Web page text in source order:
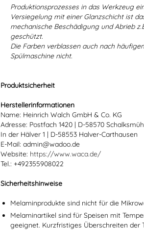
Produktionsprozesses in das Werkzeug
Versiegelung mit einer Glanzschicht ist
mechanische Beschädigung und Abrieb
geschützt.
Die Farben verblassen auch nach
Spülmaschine nicht.
Produktsicherheit
Herstellerinformationen
Name: Heinrich Walch GmbH & Co. KG
Adresse: Postfach 1420 | D-58570
In der Hälver 1 | D-58553 Halver-Carthausen
E-Mail: admin@wadoo.de
Website: https://www.waca.de/
Tel.: +492355908022
Sicherheitshinweise
Melaminprodukte sind nicht für die
Melaminartikel sind für Speisen mit
geeignet. Kurzfristiges Überschreiten der